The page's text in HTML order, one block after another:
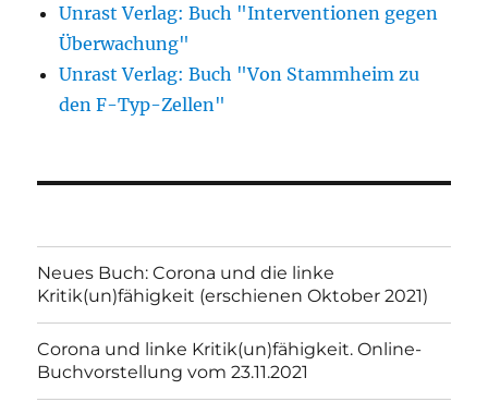
Unrast Verlag: Buch "Interventionen gegen
Überwachung"
Unrast Verlag: Buch "Von Stammheim zu
den F-Typ-Zellen"
Neues Buch: Corona und die linke
Kritik(un)fähigkeit (erschienen Oktober 2021)
Corona und linke Kritik(un)fähigkeit. Online-
Buchvorstellung vom 23.11.2021